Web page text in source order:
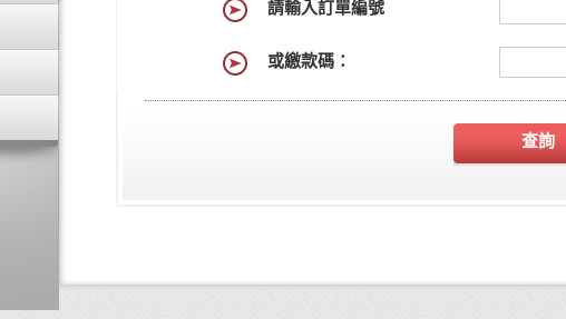
請輸入訂單編號
或繳款碼：
查詢